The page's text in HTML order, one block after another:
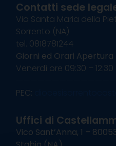
Contatti sede
Via Santa Maria della
Sorrento (NA)
tel. 0818781244
Giorni ed Orari Apertura
Venerdì ore 09:30 – 12:30
PEC:
Uffici di
Vico Sant’Anna, 1 –
Stabia (NA)